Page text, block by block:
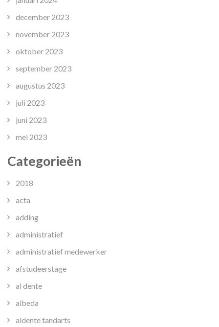
december 2023
november 2023
oktober 2023
september 2023
augustus 2023
juli 2023
juni 2023
mei 2023
Categorieën
2018
acta
adding
administratief
administratief medewerker
afstudeerstage
al dente
albeda
aldente tandarts